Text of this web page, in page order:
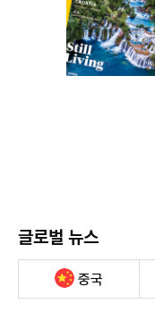
글로벌 뉴스
중국